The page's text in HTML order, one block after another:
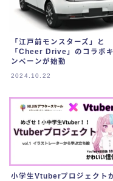
「江戸前モンスターズ」と
「Cheer Drive」のコラボ
ンペーンが始動
2024.10.22
小学生Vtuberプロジェクト